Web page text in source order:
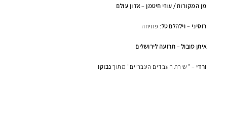
מן המקורות / עוזי חיטמן –אדון עולם
רוסיני – וילהלם טל: פתיחה
איתן סובול – תרועה לירושלים
ורדי – "שירת העבדים העבריים" מתוך נבוקו